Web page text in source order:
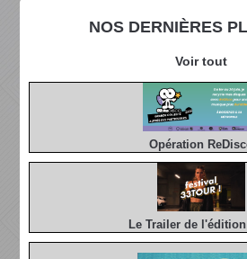
NOS DERNIÈRES
Voir tout
Opération
Le Trailer de l'édition